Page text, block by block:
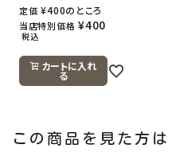
定価 ¥400のところ
当店特別価格 ¥400
税込
カートに入れ
る
この商品を見た方